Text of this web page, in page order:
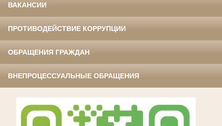
ВАКАНСИИ
ПРОТИВОДЕЙСТВИЕ КОРРУПЦИИ
ОБРАЩЕНИЯ ГРАЖДАН
ВНЕПРОЦЕССУАЛЬНЫЕ ОБРАЩЕНИЯ